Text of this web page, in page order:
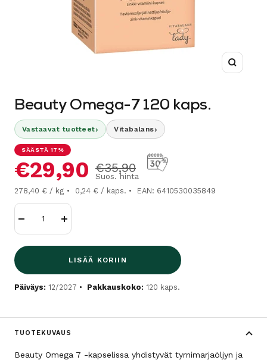
Beauty Omega-7 120 kaps.
Vastaavat tuotteet› Vitabalans›
SÄÄSTÄ 17%
Alennushinta
€29,90 Normaalihinta
€35,90
Suos. hinta
278,40 € / kg 0,24 € / kaps. EAN: 6410530035849
Lisää
LISÄÄ KORIIN
Päiväys: 12/2027 Pakkauskoko: 120 kaps.
TUOTEKUVAUS
Beauty Omega 7 -kapselissa yhdistyvät tyrnimarjaöljyn ja